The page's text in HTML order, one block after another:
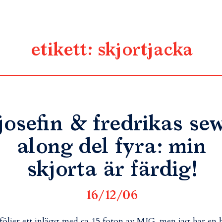
etikett: skjortjacka
& fredrikas
along del fyra: min
skjorta är färdig!
16/12/06